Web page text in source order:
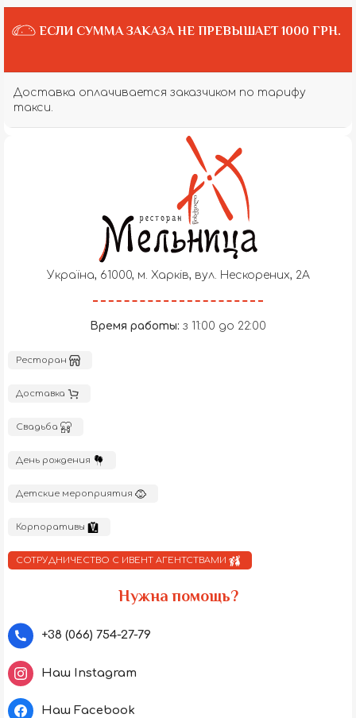
ЕСЛИ СУММА ЗАКАЗА НЕ ПРЕВЫШАЕТ 1000 ГРН.
Доставка оплачивается заказчиком по тарифу
такси.
Україна, 61000, м. Харків, вул. Нескорених, 2А
Время работы: з 11:00 до 22:00
Ресторан
Доставка
Свадьба
День рождения
Детские мероприятия
Корпоративы
СОТРУДНИЧЕСТВО С ИВЕНТ АГЕНТСТВАМИ
Нужна помощь?
+38 (066) 754-27-79
Наш Instagram
Наш Facebook